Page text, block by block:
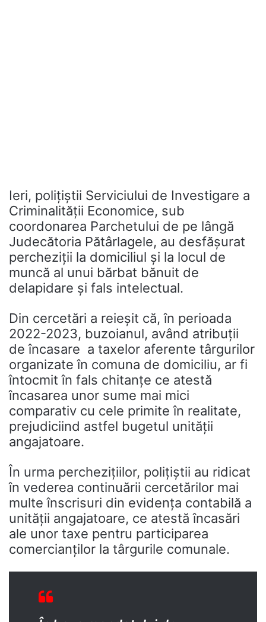
Ieri, poliţiştii Serviciului de Investigare a
Criminalităţii Economice, sub
coordonarea Parchetului de pe lângă
Judecătoria Pătârlagele, au desfășurat
percheziţii la domiciliul şi la locul de
muncă al unui bărbat bănuit de
delapidare şi fals intelectual.
Din cercetări a reieşit că, în perioada
2022-2023, buzoianul, având atribuţii
de încasare a taxelor aferente târgurilor
organizate în comuna de domiciliu, ar fi
întocmit în fals chitanţe ce atestă
încasarea unor sume mai mici
comparativ cu cele primite în realitate,
prejudiciind astfel bugetul unităţii
angajatoare.
În urma percheziţiilor, poliţiştii au ridicat
în vederea continuării cercetărilor mai
multe înscrisuri din evidența contabilă a
unității angajatoare, ce atestă încasări
ale unor taxe pentru participarea
comercianților la târgurile comunale.